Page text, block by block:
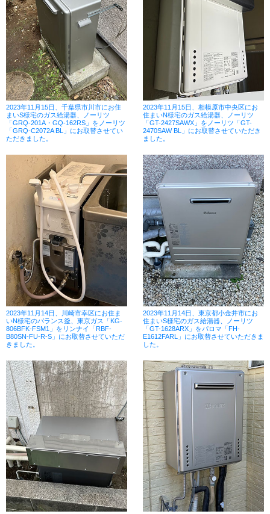
2023年11月15日、千葉県市川市にお住
まいS様宅のガス給湯器、ノーリツ
「GRQ-201A・GQ-162RS」をノーリツ
「GRQ-C2072A BL」にお取替させてい
ただきました。
2023年11月15日、相模原市中央区にお
住まいN様宅のガス給湯器、ノーリツ
「GT-2427SAWX」をノーリツ「GT-
2470SAW BL」にお取替させていただき
ました。
2023年11月14日、川崎市幸区にお住ま
いN様宅のバランス釜、東京ガス「KG-
806BFK-FSM1」をリンナイ「RBF-
B80SN-FU-R-S」にお取替させていただ
きました。
2023年11月14日、東京都小金井市にお
住まいS様宅のガス給湯器、ノーリツ
「GT-1628ARX」をパロマ「FH-
E1612FARL」にお取替させていただきま
した。